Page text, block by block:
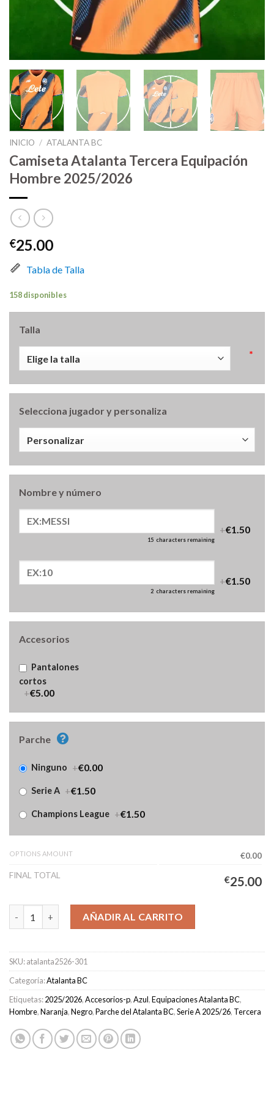
INICIO / ATALANTA BC
Camiseta Atalanta Tercera Equipación
Hombre 2025/2026
€25.00
Tabla de Talla
158 disponibles
Talla
*
Selecciona jugador y personaliza
Nombre y número
15 characters remaining
+€1.50
2 characters remaining
+€1.50
Accesorios
Pantalones
cortos
+€5.00
Parche
Ninguno +€0.00
Serie A +€1.50
Champions League +€1.50
OPTIONS AMOUNT
€0.00
FINAL TOTAL
€25.00
Camiseta Atalanta Tercera Equipación Hombre 2025/2026
AÑADIR AL CARRITO
SKU:atalanta2526-301
Categoría:Atalanta BC
Etiquetas:2025/2026,Accesorios-p,Azul,Equipaciones Atalanta BC,
Hombre,Naranja,Negro,Parche del Atalanta BC,Serie A 2025/26, Tercera